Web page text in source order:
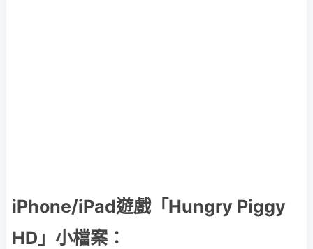
iPhone/iPad遊戲「Hungry Piggy
HD」小檔案：